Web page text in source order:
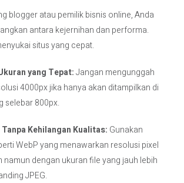
blogger atau pemilik bisnis online, Anda
antara kejernihan dan performa.
situs yang cepat.
yang Tepat:Jangan mengunggah
4000px jika hanya akan ditampilkan di
selebar 800px.
Kehilangan Kualitas: Gunakan
WebP yang menawarkan resolusi pixel
namun dengan ukuran file yang jauh lebih
JPEG.